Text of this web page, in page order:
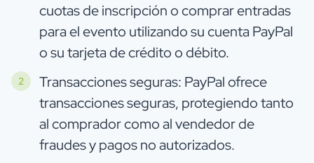
cuotas de inscripción o comprar entradas
para el evento utilizando su cuenta PayPal
o su tarjeta de crédito o débito.
Transacciones seguras: PayPal ofrece
transacciones seguras, protegiendo tanto
al comprador como al vendedor de
fraudes y pagos no autorizados.